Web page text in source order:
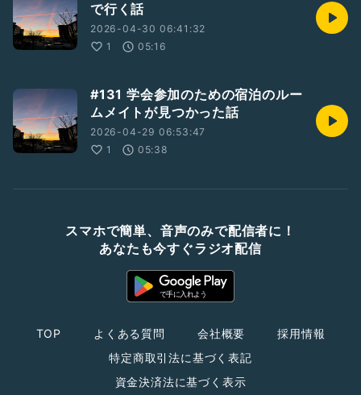
で行く話
2026-04-30 06:41:32
1
05:16
#131 学会参加のための宿泊のルー
ムメイトが見つかった話
2026-04-29 06:53:47
1
05:38
スマホで簡単、音声のみで配信者に！
あなたも今すぐラジオ配信
TOP よくある質問 会社概要
採用情報
特定商取引法に基づく表記
資金決済法に基づく表示